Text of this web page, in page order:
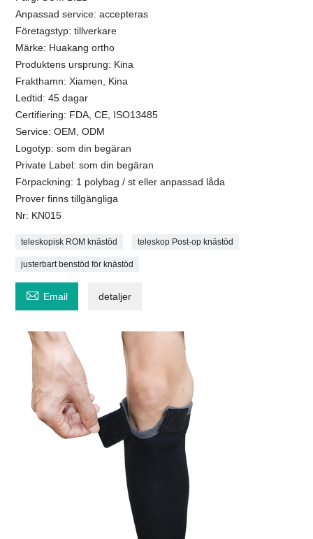
Anpassad service: accepteras
Företagstyp: tillverkare
Märke: Huakang ortho
Produktens ursprung: Kina
Frakthamn: Xiamen, Kina
Ledtid: 45 dagar
Certifiering: FDA, CE, ISO13485
Service: OEM, ODM
Logotyp: som din begäran
Private Label: som din begäran
Förpackning: 1 polybag / st eller anpassad låda
Prover finns tillgängliga
Nr: KN015
teleskopisk ROM knästöd teleskop Post-op knästöd
justerbart benstöd för knästöd
 Email detaljer